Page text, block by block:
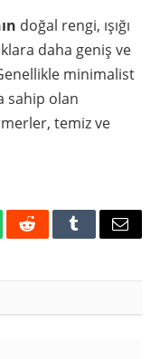
doğal rengi, ışığı
daha geniş ve
minimalist
sahip olan
temiz ve
RedditTumblrEmail